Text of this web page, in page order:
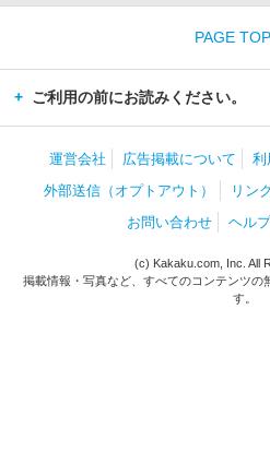
PAGE TOP
ご利用の前にお読みください。
運営会社 広告掲載について 利
外部送信（オプトアウト）
リン
お問い合わせ
ヘルプ
(c) Kakaku.com, Inc. All
掲載情報・写真など、すべてのコンテンツの
す。